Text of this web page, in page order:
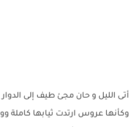
أتى الليل و حان مجئ طيف إلى
وكأنها عروس ارتدت ثيابها